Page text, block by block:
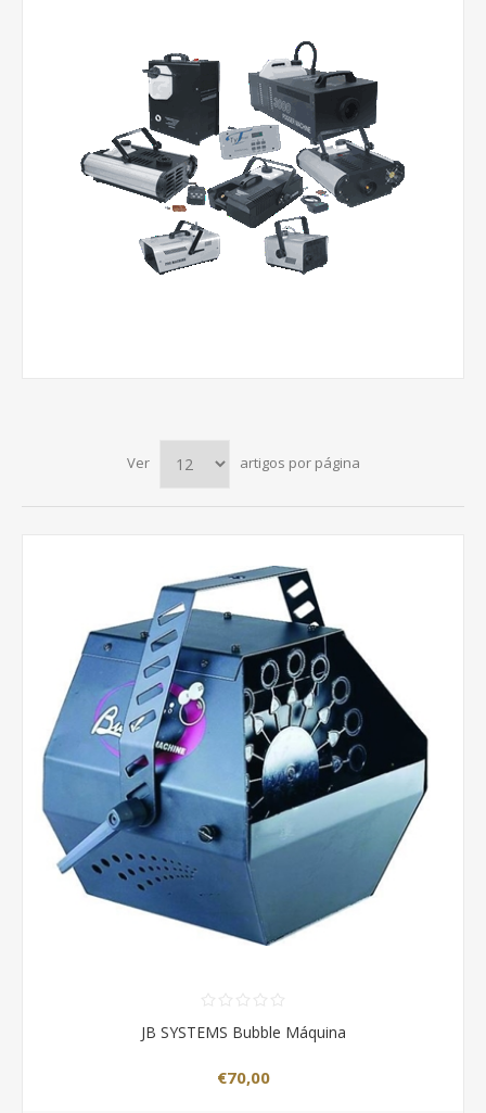
Ver artigos por página
JB SYSTEMS Bubble Máquina
€70,00